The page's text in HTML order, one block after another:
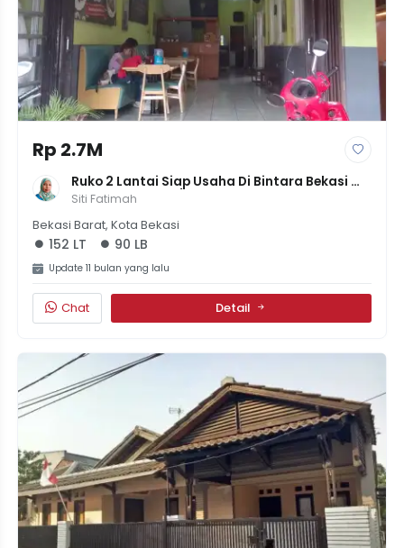
Rp 2.7M
Ruko 2 Lantai Siap Usaha Di Bintara Bekasi
Barat - LT 152m²/LB 90m², Hadap Selatan,
Siti Fatimah
Bekasi Barat, Kota Bekasi
152 LT 90 LB
Update 11 bulan yang lalu
Chat Detail